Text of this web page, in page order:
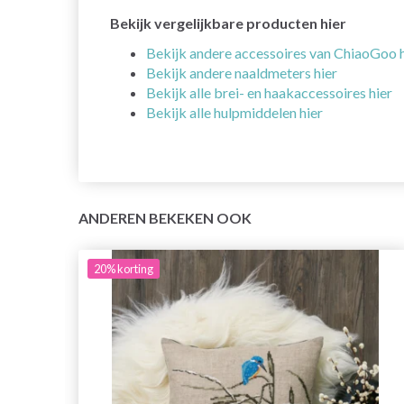
Bekijk vergelijkbare producten hier
Bekijk andere accessoires van ChiaoGoo
Bekijk andere naaldmeters hier
Bekijk alle brei- en haakaccessoires hier
Bekijk alle hulpmiddelen hier
ANDEREN BEKEKEN OOK
20%korting